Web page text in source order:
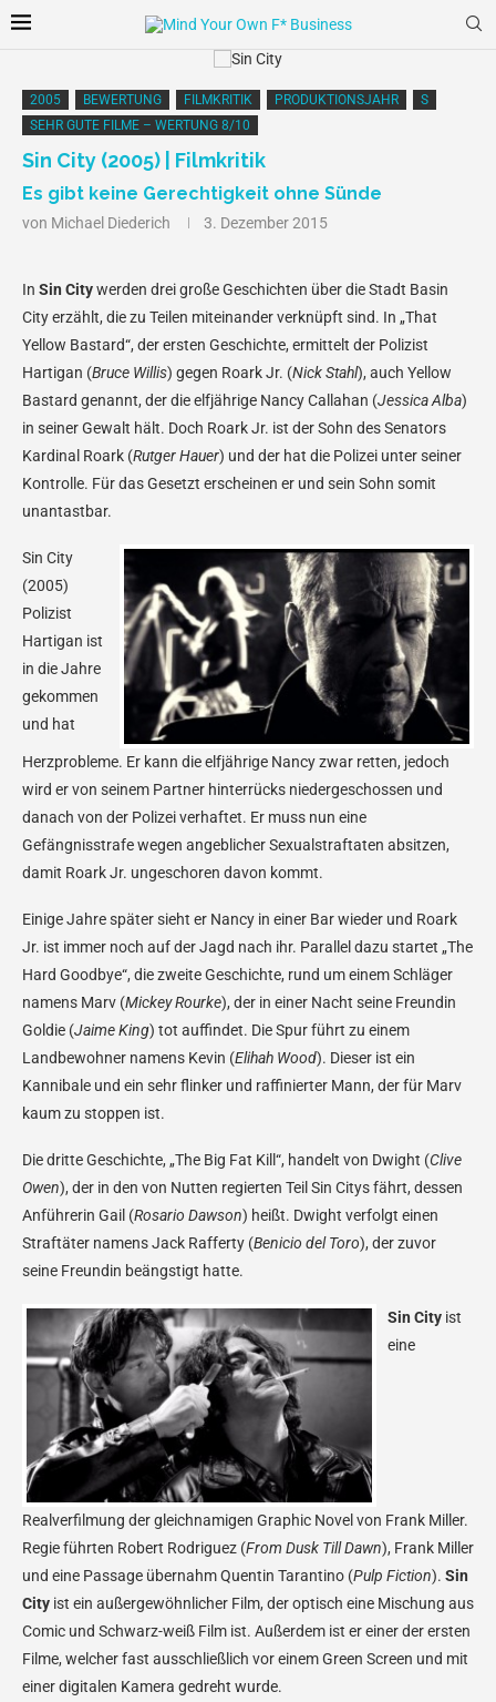
2005 BEWERTUNG FILMKRITIK PRODUKTIONSJAHR
S
SEHR GUTE FILME – WERTUNG 8/10
Sin City (2005) | Filmkritik
Es gibt keine Gerechtigkeit ohne Sünde
von Michael Diederich 3. Dezember 2015
In Sin Citywerden drei große Geschichten über die Stadt Basin
City erzählt, die zu Teilen miteinander verknüpft sind. In „That
Yellow Bastard“, der ersten Geschichte, ermittelt der Polizist
Hartigan (Bruce Willis) gegen Roark Jr. (Nick Stahl), auch Yellow
Bastard genannt, der die elfjährige Nancy Callahan (Jessica Alba)
in seiner Gewalt hält. Doch Roark Jr. ist der Sohn des Senators
Kardinal Roark (Rutger Hauer) und der hat die Polizei unter seiner
Kontrolle. Für das Gesetzt erscheinen er und sein Sohn somit
unantastbar.
Sin City
(2005)
Polizist
Hartigan ist
in die Jahre
gekommen
und hat
Herzprobleme. Er kann die elfjährige Nancy zwar retten, jedoch
wird er von seinem Partner hinterrücks niedergeschossen und
danach von der Polizei verhaftet. Er muss nun eine
Gefängnisstrafe wegen angeblicher Sexualstraftaten absitzen,
damit Roark Jr. ungeschoren davon kommt.
Einige Jahre später sieht er Nancy in einer Bar wieder und Roark
Jr. ist immer noch auf der Jagd nach ihr. Parallel dazu startet „The
Hard Goodbye“, die zweite Geschichte, rund um einem Schläger
namens Marv (Mickey Rourke), der in einer Nacht seine Freundin
Goldie (Jaime King) tot auffindet. Die Spur führt zu einem
Landbewohner namens Kevin (Elihah Wood). Dieser ist ein
Kannibale und ein sehr flinker und raffinierter Mann, der für Marv
kaum zu stoppen ist.
Die dritte Geschichte, „The Big Fat Kill“, handelt von Dwight (Clive
Owen), der in den von Nutten regierten Teil Sin Citys fährt, dessen
Anführerin Gail (Rosario Dawson) heißt. Dwight verfolgt einen
Straftäter namens Jack Rafferty (Benicio del Toro), der zuvor
seine Freundin beängstigt hatte.
Sin City ist
eine
Realverfilmung der gleichnamigen Graphic Novel von Frank Miller.
Regie führten Robert Rodriguez (From Dusk Till Dawn), Frank Miller
und eine Passage übernahm Quentin Tarantino (Pulp Fiction). Sin
City ist ein außergewöhnlicher Film, der optisch eine Mischung aus
Comic und Schwarz-weiß Film ist. Außerdem ist er einer der ersten
Filme, welcher fast ausschließlich vor einem Green Screen und mit
einer digitalen Kamera gedreht wurde.